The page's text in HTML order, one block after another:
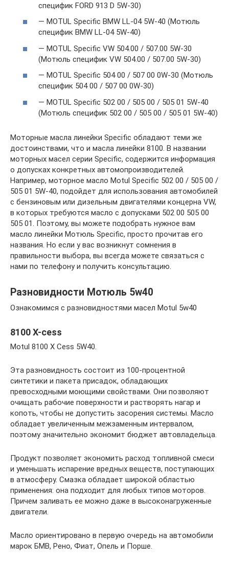
специфик FORD 913 D 5W-30)
— MOTUL Specific BMW LL-04 5W-40 (Мотюль
специфик BMW LL-04 5W-40)
— MOTUL Specific VW 504.00 / 507.00 5W-30
(Мотюль специфик VW 504.00 / 507.00 5W-30)
— MOTUL Specific 504 00 / 507 00 0W-30 (Мотюль
специфик 504 00 / 507 00 0W-30)
— MOTUL Specific 502 00 / 505 00 / 505 01 5W-40
(Мотюль специфик 502 00 / 505 00 / 505 01 5W-40)
Моторные масла линейки Specific обладают теми же
достоинствами, что и масла линейки 8100. В названии
моторных масел серии Specific, содержится информация
о допусках конкретных автомопроизводителей.
Например, моторное масло Motul Specific 502 00 / 505 00 /
505 01 5W-40, подойдет для использования автомобилей
с бензиновым или дизельным двигателями концерна VW,
в которых требуются масло с допусками 502 00 505 00
505 01. Поэтому, вы можете подобрать нужное вам
масло линейки Мотюль Specific, просто прочитав его
названия. Но если у вас возникнут сомнения в
правильности выбора, вы всегда можете связаться с
нами по телефону и получить консультацию.
Разновидности Мотюль 5w40
Ознакомимся с разновидностями масел Motul 5w40
8100 X-cess
Motul 8100 X Cess 5W40.
Эта разновидность состоит из 100-процентной
синтетики и пакета присадок, обладающих
превосходными моющими свойствами. Они позволяют
очищать рабочие поверхности и растворять нагар и
копоть, чтобы не допустить засорения системы. Масло
обладает увеличенным межзаменным интервалом,
поэтому значительно экономит бюджет автовладельца.
Продукт позволяет экономить расход топливной смеси
и уменьшать испарение вредных веществ, поступающих
в атмосферу. Смазка обладает широкой областью
применения: она подходит для любых типов моторов.
Причем заливать ее можно даже в высоконагруженные
двигатели.
Масло ориентировано в первую очередь на автомобили
марок БМВ, Рено, Фиат, Опель и Порше.